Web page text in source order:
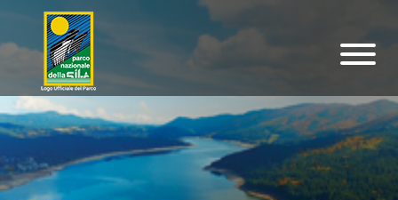
Vai al contenuto principale